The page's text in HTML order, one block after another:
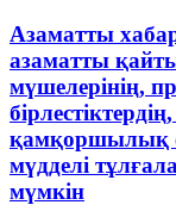
Азаматты
азаматты
мүшелерінің,
қамқоршылық
мүдделі
мүмкін